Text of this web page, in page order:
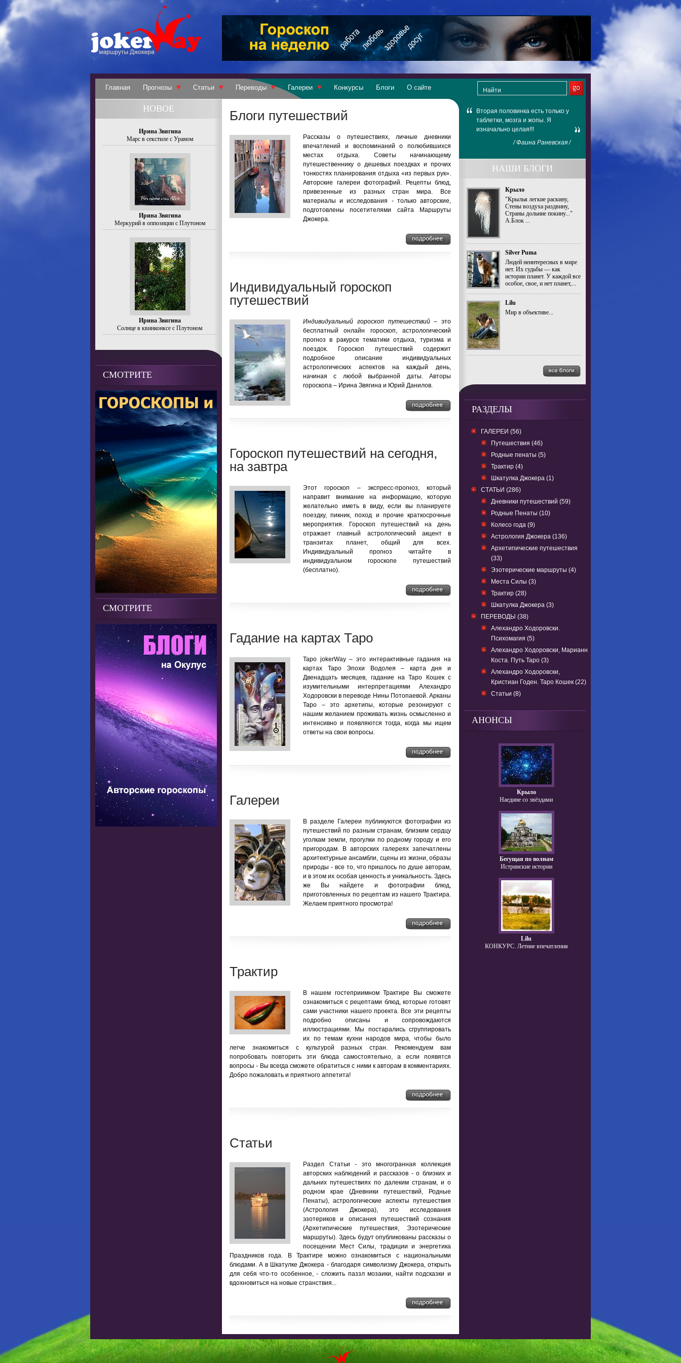
Главная Прогнозы Статьи Переводы Галереи Конкурсы Блоги О сайте
Блоги путешествий
Рассказы о путешествиях, личные дневники
впечатлений и воспоминаний о полюбившихся
местах отдыха. Советы начинающему
путешественнику о дешевых поездках и прочих
тонкостях планирования отдыха «из первых рук».
Авторские галереи фотографий. Рецепты блюд,
привезенные из разных стран мира. Все
материалы и исследования - только авторские,
подготовлены посетителями сайта Маршруты
Джокера.
Индивидуальный гороскоп
путешествий
Индивидуальный гороскоп путешествий– это
бесплатный онлайн гороскоп, астрологический
прогноз в ракурсе тематики отдыха, туризма и
поездок. Гороскоп путешествий содержит
подробное описание индивидуальных
астрологических аспектов на каждый день,
начиная с любой выбранной даты. Авторы
гороскопа – Ирина Звягина и Юрий Данилов.
Гороскоп путешествий на сегодня,
на завтра
Этот гороскоп – экспресс-прогноз, который
направит внимание на информацию, которую
желательно иметь в виду, если вы планируете
поездку, пикник, поход и прочие краткосрочные
мероприятия. Гороскоп путешествий на день
отражает главный астрологический акцент в
транзитах планет, общий для всех.
Индивидуальный прогноз читайте в
индивидуальном гороскопе путешествий
(бесплатно).
Гадание на картах Таро
Таро jokerWay – это интерактивные гадания на
картах Таро Эпохи Водолея – карта дня и
Двенадцать месяцев, гадание на Таро Кошек с
изумительными интерпретациями Алехандро
Ходоровски в переводе Нины Потопаевой. Арканы
Таро – это архетипы, которые резонируют с
нашим желанием проживать жизнь осмысленно и
интенсивно и появляются тогда, когда мы ищем
ответы на свои вопросы.
Галереи
В разделе Галереи публикуются фотографии из
путешествий по разным странам, близким сердцу
уголкам земли, прогулки по родному городу и его
пригородам. В авторских галереях запечатлены
архитектурные ансамбли, сцены из жизни, образы
природы - все то, что пришлось по душе авторам,
и в этом их особая ценность и уникальность. Здесь
же Вы найдете и фотографии блюд,
приготовленных по рецептам из нашего Трактира.
Желаем приятного просмотра!
Трактир
В нашем гостеприимном Трактире Вы сможете
ознакомиться с рецептами блюд, которые готовят
сами участники нашего проекта. Все эти рецепты
подробно описаны и сопровождаются
иллюстрациями. Мы постарались сгруппировать
их по темам кухни народов мира, чтобы было
легче знакомиться с культурой разных стран. Рекомендуем вам
попробовать повторить эти блюда самостоятельно, а если появятся
вопросы - Вы всегда сможете обратиться с ними к авторам в комментариях.
Добро пожаловать и приятного аппетита!
Статьи
Раздел Статьи - это многогранная коллекция
авторских наблюдений и рассказов - о близких и
дальних путешествиях по далеким странам, и о
родном крае (Дневники путешествий, Родные
Пенаты), астрологические аспекты путешествия
(Астрология Джокера), это исследования
эзотериков и описания путешествий сознания
(Архетипические путешествия, Эзотерические
маршруты). Здесь будут опубликованы рассказы о
посещении Мест Силы, традиции и энергетика
Праздников года. В Трактире можно ознакомиться с национальными
блюдами. А в Шкатулке Джокера - благодаря символизму Джокера, открыть
для себя что-то особенное, - сложить паззл мозаики, найти подсказки и
вдохновиться на новые странствия...
Вторая половинка есть только у
таблетки, мозга и жопы. Я
изначально целая!!!
/ Фаина Раневская /
НАШИ БЛОГИ
Крыло
"Крылья легкие раскину,
Стены воздуха раздвину,
Страны дольние покину..."
А.Блок ...
Silver Puma
Людей неинтересных в мире
нет. Их судьбы — как
истории планет. У каждой все
особое, свое, и нет планет,...
Lilu
Мир в объективе...
РАЗДЕЛЫ
ГАЛЕРЕИ (56)
Путешествия (46)
Родные пенаты (5)
Трактир (4)
Шкатулка Джокера (1)
СТАТЬИ (286)
Дневники путешествий (59)
Родные Пенаты (10)
Колесо года (9)
Астрология Джокера (136)
Архетипические путешествия
(33)
Эзотерические маршруты (4)
Места Силы (3)
Трактир (28)
Шкатулка Джокера (3)
ПЕРЕВОДЫ (38)
Алехандро Ходоровски.
Психомагия (5)
Алехандро Ходоровски, Марианн
Коста. Путь Таро (3)
Алехандро Ходоровски,
Кристиан Годен. Таро Кошек (22)
Статьи (8)
АНОНСЫ
Крыло
Наедине со звёздами
Бегущая по волнам
Истринские истории
Lilu
КОНКУРС. Летние впечатления
НОВОЕ
Ирина Звягина
Марс в секстиле с Ураном
Ирина Звягина
Меркурий в оппозиции с Плутоном
Ирина Звягина
Солнце в квинконксе с Плутоном
СМОТРИТЕ
СМОТРИТЕ